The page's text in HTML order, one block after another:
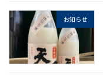
お知らせ